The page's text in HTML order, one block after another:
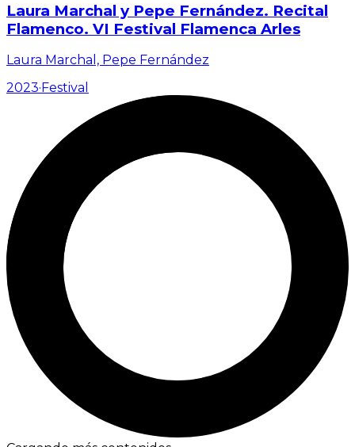
Laura Marchal y Pepe Fernández. Recital
Flamenco. VI Festival Flamenca Arles
Laura Marchal, Pepe Fernández
2023· Festival